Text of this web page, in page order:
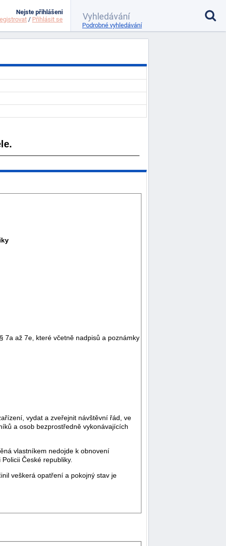
7a až 7e, které včetně nadpisů a poznámky
vydat a zveřejnit návštěvní řád, ve
a osob bezprostředně vykonávajících
vlastníkem nedojde k obnovení
České republiky.
veškerá opatření a pokojný stav je
Nejste přihlášeni
/ Přihlásit se
Podrobné vyhledávání